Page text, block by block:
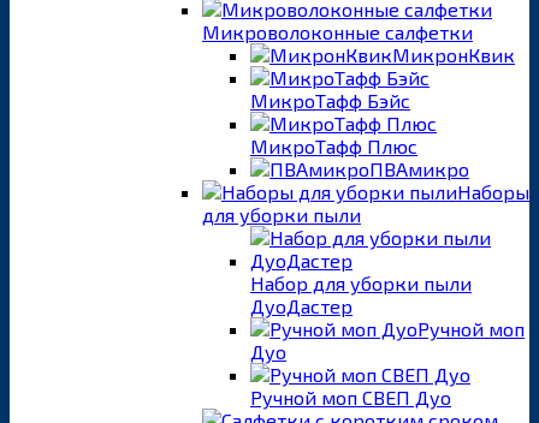
Микроволоконные салфетки
МикронКвик
МикроТафф Бэйс
МикроТафф Плюс
ПВАмикро
Наборы
для уборки пыли
Набор для уборки пыли
ДуоДастер
Ручной моп
Дуо
Ручной моп СВЕП Дуо